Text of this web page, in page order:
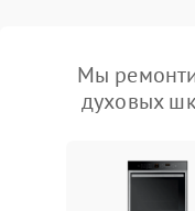
Мы
духовых